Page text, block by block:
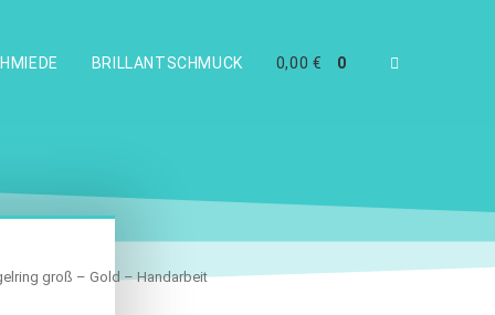
BRILLANTSCHMUCK 0,00 € 0
groß – Gold – Handarbeit